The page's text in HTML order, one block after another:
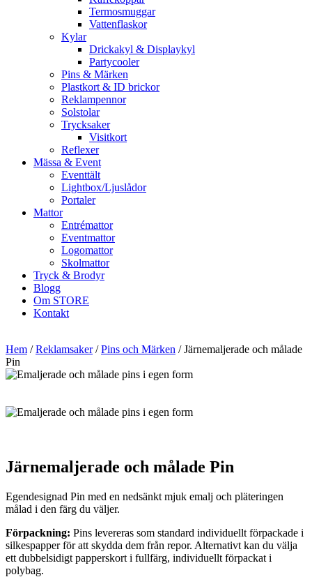
Termosmuggar
Vattenflaskor
Kylar
Drickakyl & Displaykyl
Partycooler
Pins & Märken
Plastkort & ID brickor
Reklampennor
Solstolar
Trycksaker
Visitkort
Reflexer
Mässa & Event
Eventtält
Lightbox/Ljuslådor
Portaler
Mattor
Entrémattor
Eventmattor
Logomattor
Skolmattor
Tryck & Brodyr
Blogg
Om STORE
Kontakt
Hem /Reklamsaker/Pins och Märken / Järnemaljerade och målade
Pin
Järnemaljerade och målade Pin
Egendesignad Pin med en nedsänkt mjuk emalj och pläteringen
målad i den färg du väljer.
Förpackning: Pins levereras som standard individuellt förpackade i
silkespapper för att skydda dem från repor. Alternativt kan du välja
ett dubbelsidigt papperskort i fullfärg, individuellt förpackat i
polybag.